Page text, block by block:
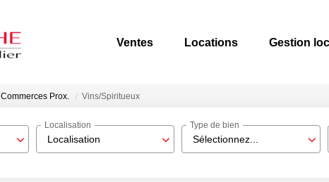
Ventes Locations Gestion
Commerces Prox. Vins/Spiritueux
Localisation
Localisation
Sélectionnez...
Type de bien